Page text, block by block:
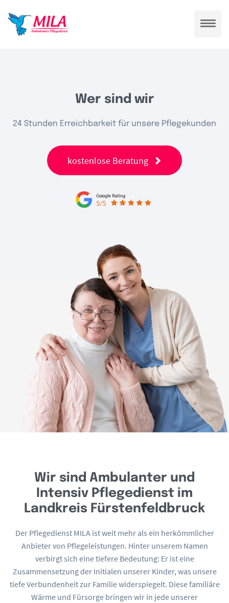
Wer sind wir
24 Stunden Erreichbarkeit für unsere Pflegekunden
kostenlose Beratung
Wir sind Ambulanter und
Intensiv Pflegedienst im
Landkreis Fürstenfeldbruck
Der Pflegedienst MILA ist weit mehr als ein herkömmlicher
Anbieter von Pflegeleistungen. Hinter unserem Namen
verbirgt sich eine tiefere Bedeutung: Er ist eine
Zusammensetzung der Initialen unserer Kinder, was unsere
tiefe Verbundenheit zur Familie widerspiegelt. Diese familiäre
Wärme und Fürsorge bringen wir in jede unserer